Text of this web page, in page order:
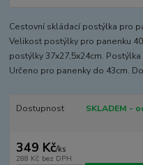
Cestovní skládací postýlka pro
Velikost postýlky pro panenku
postýlky 37x27,5x24cm.
Určeno pro panenky do 43cm.
Dostupnost SKLADEM -
349 Kč/ks
288 Kč bez DPH